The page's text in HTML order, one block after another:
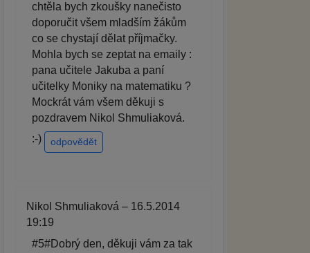
chtěla bych zkoušky nanečisto
doporučit všem mladším žákům
co se chystají dělat příjmačky.
Mohla bych se zeptat na emaily :
pana učitele Jakuba a paní
učitelky Moniky na matematiku ?
Mockrát vám všem děkuji s
pozdravem Nikol Shmuliaková.
:-)
odpovědět
Nikol Shmuliaková – 16.5.2014
19:19
#5#Dobrý den, děkuji vám za tak